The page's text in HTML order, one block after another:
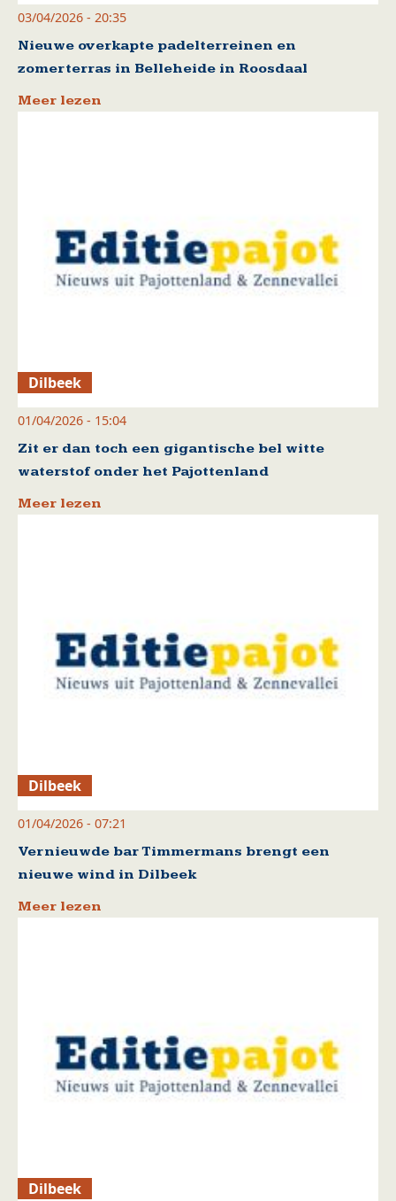
03/04/2026 - 20:35
Nieuwe overkapte padelterreinen en
zomerterras in Belleheide in Roosdaal
Meer lezen
Dilbeek
01/04/2026 - 15:04
Zit er dan toch een gigantische bel witte
waterstof onder het Pajottenland
Meer lezen
Dilbeek
01/04/2026 - 07:21
Vernieuwde bar Timmermans brengt een
nieuwe wind in Dilbeek
Meer lezen
Dilbeek